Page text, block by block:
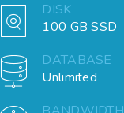
DISK
100 GB SSD
DATABASE
Unlimited